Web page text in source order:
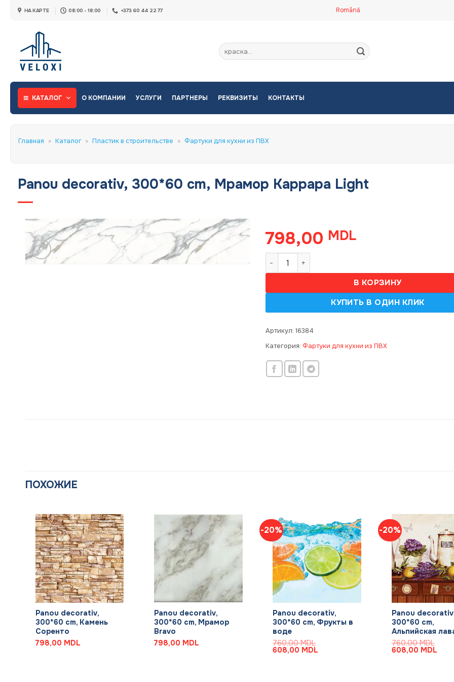
НА КАРТЕ 08:00 - 18:00 +373 60 44 22 77 Română
Искать:
КАТАЛОГ О КОМПАНИИ УСЛУГИ ПАРТНЕРЫ РЕКВИЗИТЫ КОНТАКТЫ
Главная » Каталог » Пластик в строительстве » Фартуки для кухни из ПВХ
Panou decorativ, 300*60 cm, Мрамор Каррара Light
798,00 MDL
Количество товара Panou decorativ, 300*60
В КОРЗИНУ
Артикул: 16384
Категория: Фартуки для кухни из ПВХ
ПОХОЖИЕ
+
Panou decorativ,
300*60 cm, Камень
Соренто
798,00 MDL
Panou decorativ,
300*60 cm, Мрамор
Bravo
798,00 MDL
-20%
Panou decorativ,
300*60 cm, Фрукты в
воде
760,00MDL
Первоначальная
цена
608,00 MDL
-20%
+
Panou
300*60 cm,
Альпийская
760,00MDL
Первоначальная
цена
608,00 MDL